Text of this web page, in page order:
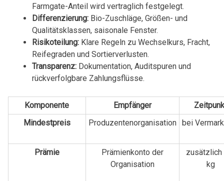
Farmgate-Anteil wird vertraglich festgelegt.
Differenzierung:Bio-Zuschläge, Größen- und
Qualitätsklassen, saisonale Fenster.
Risikoteilung:Klare Regeln zu Wechselkurs, Fracht,
Reifegraden und Sortierverlusten.
Transparenz:Dokumentation, Auditspuren und
rückverfolgbare Zahlungsflüsse.
Komponente Empfänger
Mindestpreis
Produzentenorganisation bei
Prämie
Prämienkonto der
Organisation
zusätzlich
kg